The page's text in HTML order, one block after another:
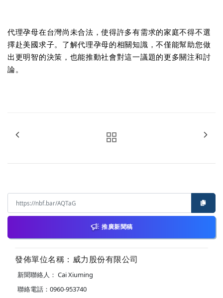
代理孕母在台灣尚未合法，使得許多有需求的家庭不得不選
擇赴美國求子。了解代理孕母的相關知識，不僅能幫助您做
出更明智的決策，也能推動社會對這一議題的更多關注和討
論。
推廣新聞稿
發佈單位名稱：威力股份有限公司
新聞聯絡人： Cai Xiuming
聯絡電話：0960-953740